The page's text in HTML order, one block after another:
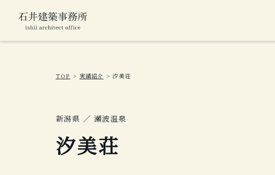
TOP 実績紹介 汐美荘
新潟県 ／ 瀬波温泉
汐美荘